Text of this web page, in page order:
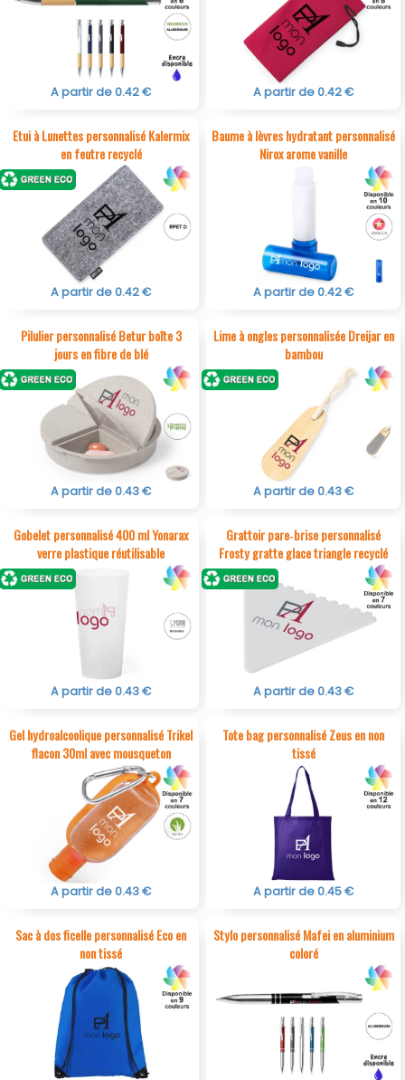
A partir de 0.42 € A partir de 0.42 €
Etui à Lunettes personnalisé Kalermix
en feutre recyclé
A partir de 0.42 €
Baume à lèvres hydratant personnalisé
Nirox arome vanille
A partir de 0.42 €
Pilulier personnalisé Betur boîte 3
jours en fibre de blé
A partir de 0.43 €
Lime à ongles personnalisée Dreijar en
bambou
A partir de 0.43 €
Gobelet personnalisé 400 ml Yonarax
verre plastique réutilisable
A partir de 0.43 €
Grattoir pare‑brise personnalisé
Frosty gratte glace triangle recyclé
A partir de 0.43 €
Gel hydroalcoolique personnalisé Trikel
flacon 30ml avec mousqueton
A partir de 0.43 €
Tote bag personnalisé Zeus en non
tissé
A partir de 0.45 €
Sac à dos ficelle personnalisé Eco en
non tissé
Stylo personnalisé Mafei en aluminium
coloré